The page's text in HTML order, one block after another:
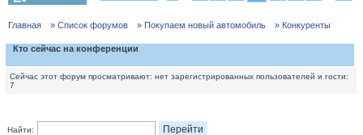
Главная » Список форумов » Покупаем новый автомобиль » Конкуренты
Кто сейчас на конференции
Сейчас этот форум просматривают: нет зарегистрированных пользователей и гости:
7
Найти: